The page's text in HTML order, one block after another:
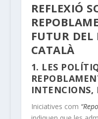
REFLEXIÓ
FUTUR
CATALÀ
1. LES
INTENCIONS,
Iniciatives com